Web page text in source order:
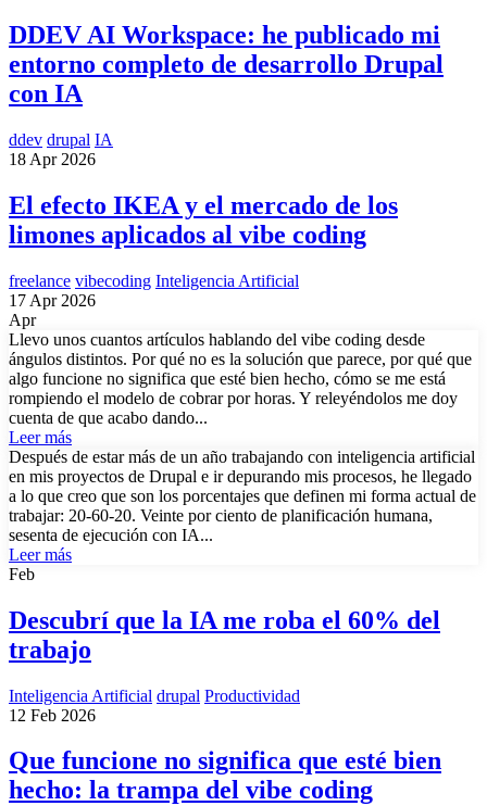
DDEV AI Workspace: he publicado mi
entorno completo de desarrollo Drupal
con IA
ddev drupal IA
18 Apr 2026
El efecto IKEA y el mercado de los
limones aplicados al vibe coding
freelance vibecoding Inteligencia Artificial
17 Apr 2026
Apr
Llevo unos cuantos artículos hablando del vibe coding desde
ángulos distintos. Por qué no es la solución que parece, por qué que
algo funcione no significa que esté bien hecho, cómo se me está
rompiendo el modelo de cobrar por horas. Y releyéndolos me doy
cuenta de que acabo dando...
Leer más
Después de estar más de un año trabajando con inteligencia artificial
en mis proyectos de Drupal e ir depurando mis procesos, he llegado
a lo que creo que son los porcentajes que definen mi forma actual de
trabajar: 20-60-20. Veinte por ciento de planificación humana,
sesenta de ejecución con IA...
Leer más
Feb
Descubrí que la IA me roba el 60% del
trabajo
Inteligencia Artificial drupal Productividad
12 Feb 2026
Que funcione no significa que esté bien
hecho: la trampa del vibe coding